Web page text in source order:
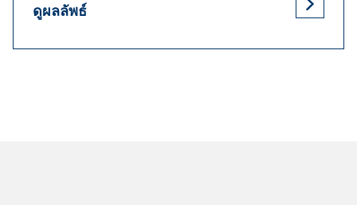
ดูผลลัพธ์